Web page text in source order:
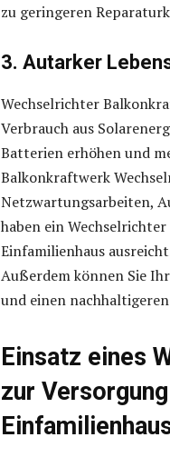
zu geringeren
3. Autarker
Wechselrichter
Verbrauch aus
Batterien erhöhen und
Balkonkraftwerk
Netzwartungsarbeiten,
haben ein
Einfamilienhaus
Außerdem können Sie
und einen
Einsatz eines
zur